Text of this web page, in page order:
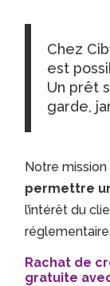
Chez
est
Un prêt
garde,
Notre
permettre
l’intérêt du
Rachat de
gratuite